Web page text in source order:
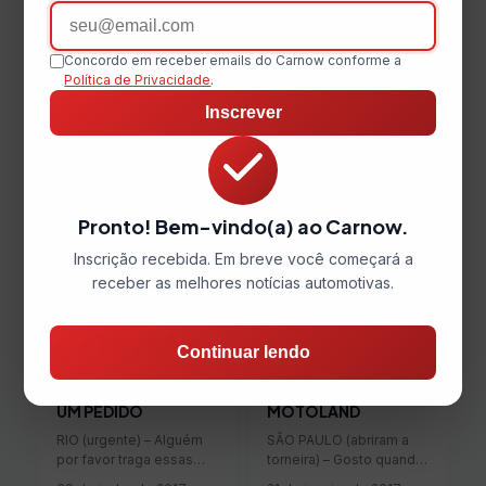
Leia Também
UM PEDIDO
RIO (urgente) – Alguém
por favor traga essas
MOTOLAND
SÃO PAULO (abriram a
torneira) – Gosto quando
Email
Concordo em receber emails do Carnow conforme a
Política de Privacidade.
Inscrever
Pronto! Bem-vindo(a) ao Carnow.
Inscrição recebida. Em breve você começará a
receber as melhores notícias automotivas.
Continuar lendo